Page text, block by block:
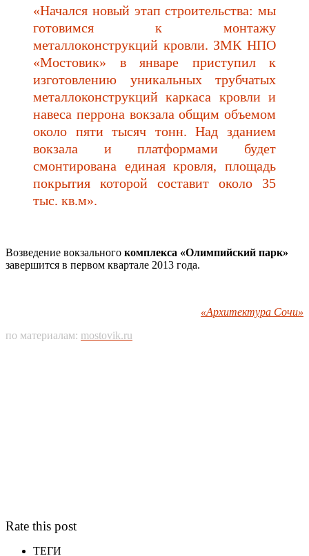
«Начался новый этап строительства: мы
готовимся к монтажу
металлоконструкций кровли. ЗМК НПО
«Мостовик» в январе приступил к
изготовлению уникальных трубчатых
металлоконструкций каркаса кровли и
навеса перрона вокзала общим объемом
около пяти тысяч тонн. Над зданием
вокзала и платформами будет
смонтирована единая кровля, площадь
покрытия которой составит около 35
тыс. кв.м».
Возведение вокзального комплекса «Олимпийский парк»
завершится в первом квартале 2013 года.
«Архитектура Сочи»
по материалам: mostovik.ru
Rate this post
ТЕГИ